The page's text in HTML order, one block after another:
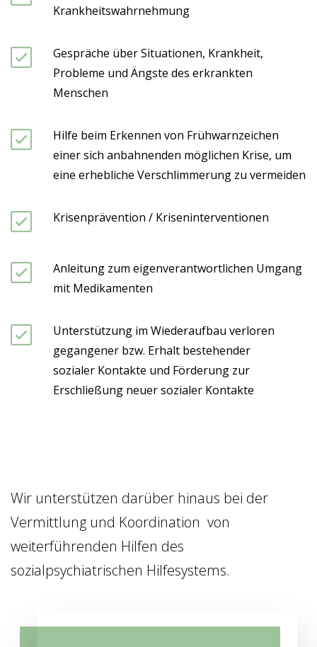
Krankheitswahrnehmung
Gespräche über Situationen, Krankheit,
Probleme und Ängste des erkrankten
Menschen
Hilfe beim Erkennen von Frühwarnzeichen
einer sich anbahnenden möglichen Krise, um
eine erhebliche Verschlimmerung zu vermeiden
Krisenprävention / Kriseninterventionen
Anleitung zum eigenverantwortlichen Umgang
mit Medikamenten
Unterstützung im Wiederaufbau verloren
gegangener bzw. Erhalt bestehender
sozialer Kontakte und Förderung zur
Erschließung neuer sozialer Kontakte
Wir unterstützen darüber hinaus bei der
Vermittlung und Koordination von
weiterführenden Hilfen des
sozialpsychiatrischen Hilfesystems.